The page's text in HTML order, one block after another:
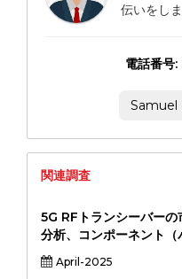
伝いをしま
電話番
Samuel
関連調査
5G RFトランシーバー
分析、コンポーネント
プ、ミキサー、発振器、
6 GHz、MMWave）、
April-2025